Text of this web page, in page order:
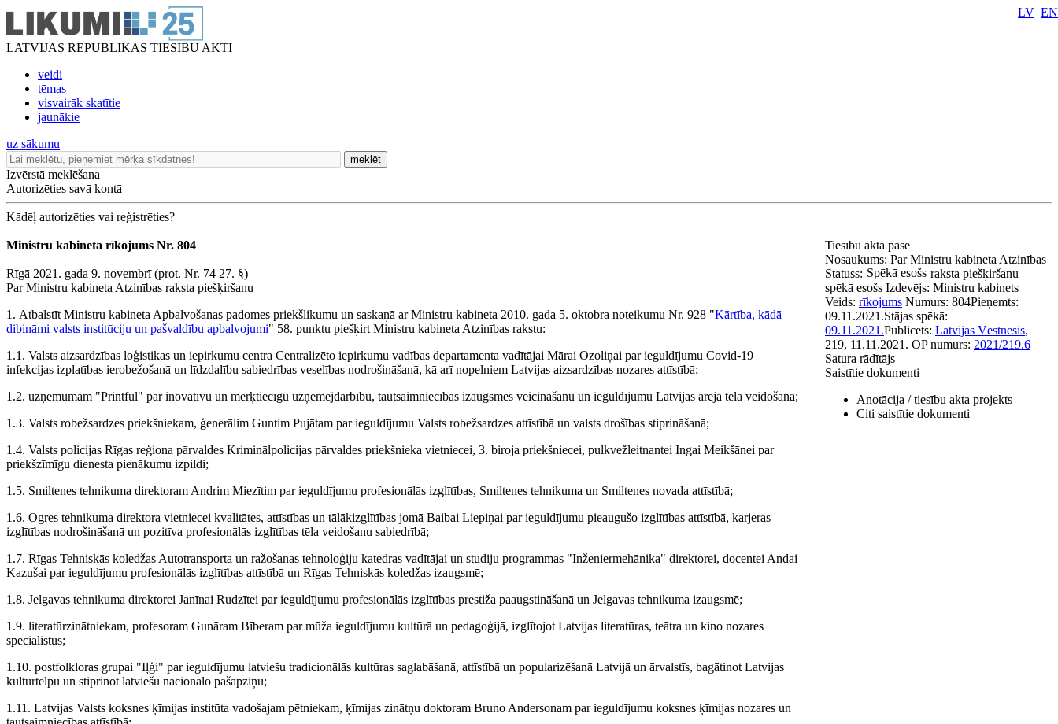
LATVIJAS REPUBLIKAS TIESĪBU AKTI
veidi
tēmas
visvairāk skatītie
jaunākie
LV EN
uz sākumu
meklēt
Izvērstā meklēšana
Autorizēties savā kontā
Kādēļ autorizēties vai reģistrēties?
Ministru kabineta rīkojums Nr. 804
Rīgā 2021. gada 9. novembrī (prot. Nr. 74 27. §)
Par Ministru kabineta Atzinības raksta piešķiršanu
1. Atbalstīt Ministru kabineta Apbalvošanas padomes priekšlikumu un saskaņā ar Ministru kabineta 2010. gada 5. oktobra noteikumu Nr. 928 "Kārtība, kādā
dibināmi valsts institūciju un pašvaldību apbalvojumi" 58. punktu piešķirt Ministru kabineta Atzinības rakstu:
1.1. Valsts aizsardzības loģistikas un iepirkumu centra Centralizēto iepirkumu vadības departamenta vadītājai Mārai Ozoliņai par ieguldījumu Covid-19
infekcijas izplatības ierobežošanā un līdzdalību sabiedrības veselības nodrošināšanā, kā arī nopelniem Latvijas aizsardzības nozares attīstībā;
1.2. uzņēmumam "Printful" par inovatīvu un mērķtiecīgu uzņēmējdarbību, tautsaimniecības izaugsmes veicināšanu un ieguldījumu Latvijas ārējā tēla veidošanā;
1.3. Valsts robežsardzes priekšniekam, ģenerālim Guntim Pujātam par ieguldījumu Valsts robežsardzes attīstībā un valsts drošības stiprināšanā;
1.4. Valsts policijas Rīgas reģiona pārvaldes Kriminālpolicijas pārvaldes priekšnieka vietniecei, 3. biroja priekšniecei, pulkvežleitnantei Ingai Meikšānei par
priekšzīmīgu dienesta pienākumu izpildi;
1.5. Smiltenes tehnikuma direktoram Andrim Miezītim par ieguldījumu profesionālās izglītības, Smiltenes tehnikuma un Smiltenes novada attīstībā;
1.6. Ogres tehnikuma direktora vietniecei kvalitātes, attīstības un tālākizglītības jomā Baibai Liepiņai par ieguldījumu pieaugušo izglītības attīstībā, karjeras
izglītības nodrošināšanā un pozitīva profesionālās izglītības tēla veidošanu sabiedrībā;
1.7. Rīgas Tehniskās koledžas Autotransporta un ražošanas tehnoloģiju katedras vadītājai un studiju programmas "Inženiermehānika" direktorei, docentei Andai
Kazušai par ieguldījumu profesionālās izglītības attīstībā un Rīgas Tehniskās koledžas izaugsmē;
1.8. Jelgavas tehnikuma direktorei Janīnai Rudzītei par ieguldījumu profesionālās izglītības prestiža paaugstināšanā un Jelgavas tehnikuma izaugsmē;
1.9. literatūrzinātniekam, profesoram Gunāram Bīberam par mūža ieguldījumu kultūrā un pedagoģijā, izglītojot Latvijas literatūras, teātra un kino nozares
speciālistus;
1.10. postfolkloras grupai "Iļģi" par ieguldījumu latviešu tradicionālās kultūras saglabāšanā, attīstībā un popularizēšanā Latvijā un ārvalstīs, bagātinot Latvijas
kultūrtelpu un stiprinot latviešu nacionālo pašapziņu;
1.11. Latvijas Valsts koksnes ķīmijas institūta vadošajam pētniekam, ķīmijas zinātņu doktoram Bruno Andersonam par ieguldījumu koksnes ķīmijas nozares un
Tiesību akta pase
Nosaukums: Par Ministru kabineta Atzinības
raksta piešķiršanu
Statuss: Spēkā esošs
spēkā esošs Izdevējs: Ministru kabinets
Veids: rīkojums Numurs: 804Pieņemts:
09.11.2021.Stājas spēkā:
09.11.2021.Publicēts: Latvijas Vēstnesis,
219, 11.11.2021. OP numurs: 2021/219.6
Satura rādītājs
Saistītie dokumenti
Anotācija / tiesību akta projekts
Citi saistītie dokumenti